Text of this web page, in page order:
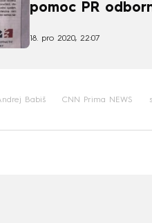
pomoc PR
18. pro 2020, 22:07
Babiš CNN Prima NEWS